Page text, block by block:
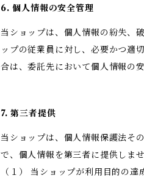
6. 個人情報の安全管理
当ショップは、個人情報の紛失、
ップの従業員に対し、必要かつ適
合は、委託先において個人情報の
7. 第三者提供
当ショップは、個人情報保護法そ
で、個人情報を第三者に提供しま
（１） 当ショップが利用目的の